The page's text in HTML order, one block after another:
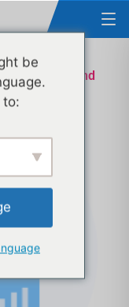
für Bildung und
29
be
to: